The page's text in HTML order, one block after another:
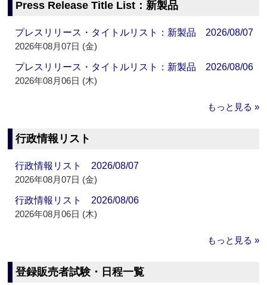
Press Release Title List：新製品
プレスリリース・タイトルリスト：新製品 2026/08/07
2026年08月07日 (金)
プレスリリース・タイトルリスト：新製品 2026/08/06
2026年08月06日 (木)
もっと見る »
行政情報リスト
行政情報リスト 2026/08/07
2026年08月07日 (金)
行政情報リスト 2026/08/06
2026年08月06日 (木)
もっと見る »
登録販売者試験・日程一覧